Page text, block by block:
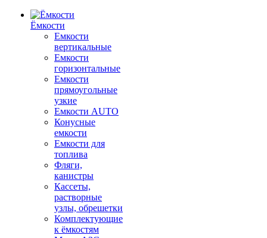
Ёмкости
Емкости
вертикальные
Емкости
горизонтальные
Емкости
прямоугольные
узкие
Емкости АUТО
Конусные
емкости
Емкости для
топлива
Фляги,
канистры
Кассеты,
растворные
узлы, обрешетки
Комплектующие
к ёмкостям